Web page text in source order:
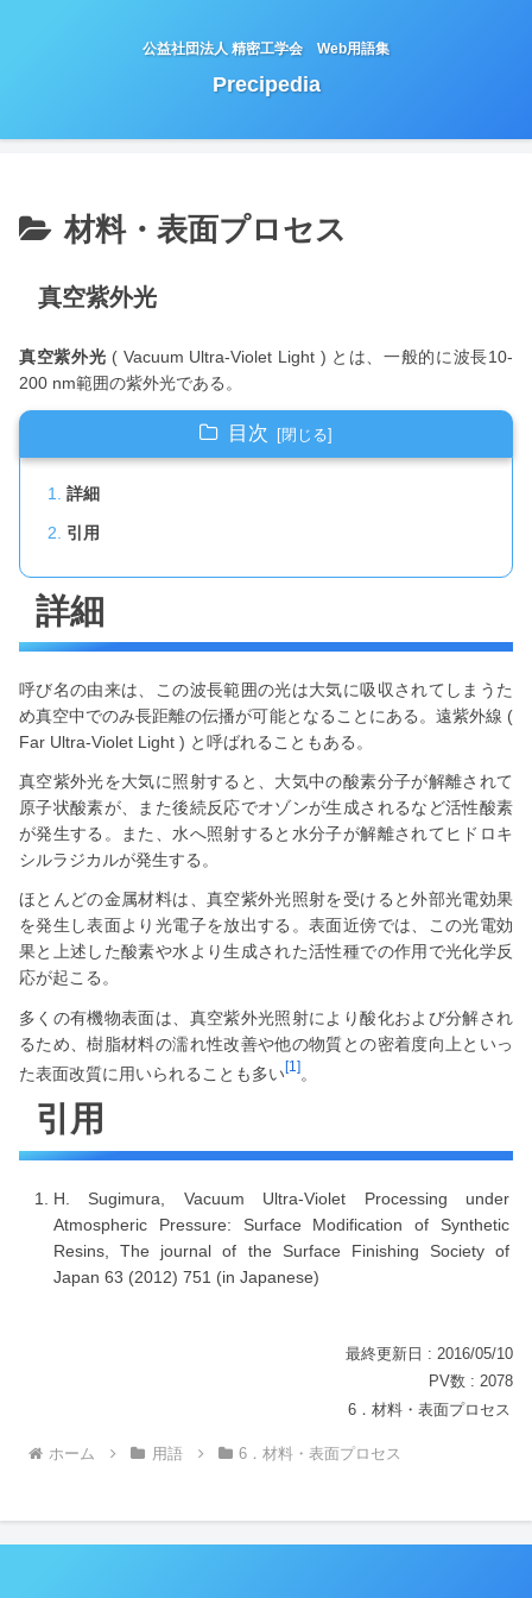
公益社団法人 精密工学会 Web用語集
Precipedia
材料・表面プロセス
真空紫外光
真空紫外光 ( Vacuum Ultra-Violet Light ) とは、一般的に波長10-
200 nm範囲の紫外光である。
目次
詳細
引用
詳細
呼び名の由来は、この波長範囲の光は大気に吸収されてしまうた
め真空中でのみ長距離の伝播が可能となることにある。遠紫外線 (
Far Ultra-Violet Light ) と呼ばれることもある。
真空紫外光を大気に照射すると、大気中の酸素分子が解離されて
原子状酸素が、また後続反応でオゾンが生成されるなど活性酸素
が発生する。また、水へ照射すると水分子が解離されてヒドロキ
シルラジカルが発生する。
ほとんどの金属材料は、真空紫外光照射を受けると外部光電効果
を発生し表面より光電子を放出する。表面近傍では、この光電効
果と上述した酸素や水より生成された活性種での作用で光化学反
応が起こる。
多くの有機物表面は、真空紫外光照射により酸化および分解され
るため、樹脂材料の濡れ性改善や他の物質との密着度向上といっ
た表面改質に用いられることも多い[1] 。
引用
H. Sugimura, Vacuum Ultra-Violet Processing under
Atmospheric Pressure: Surface Modification of Synthetic
Resins, The journal of the Surface Finishing Society of
Japan 63 (2012) 751 (in Japanese)
最終更新日 : 2016/05/10
PV数 : 2078
6．材料・表面プロセス
ホーム 用語 6．材料・表面プロセス